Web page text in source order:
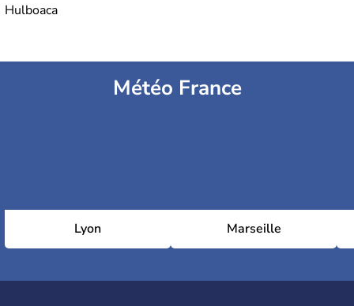
Hulboaca
Météo France
Lyon Marseille